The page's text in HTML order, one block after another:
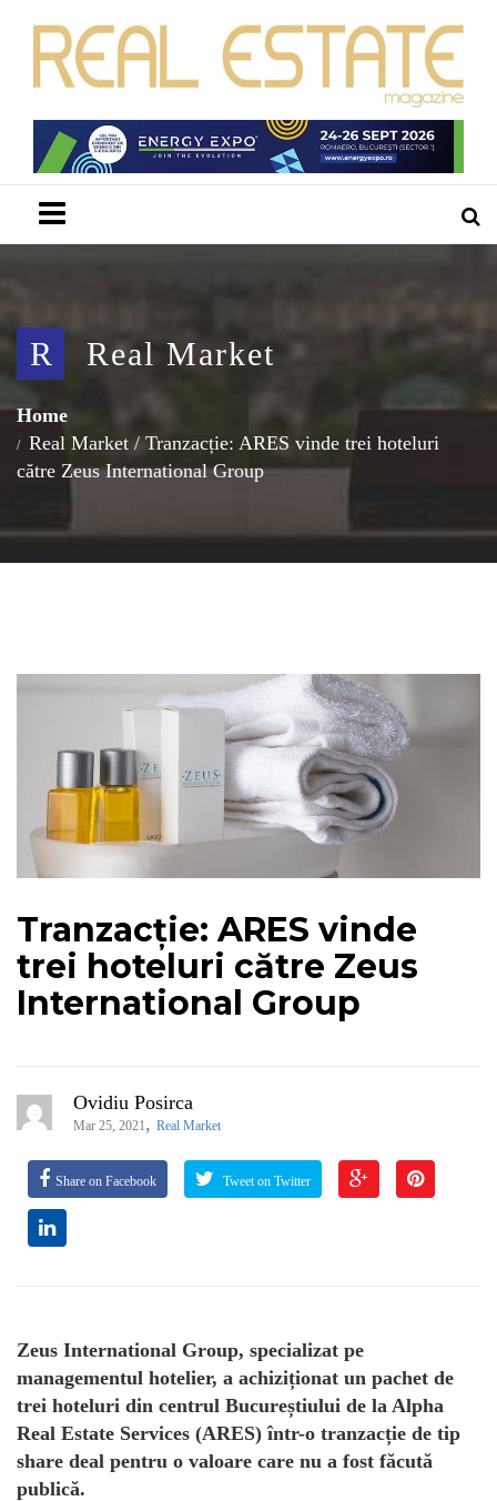
R Real Market
Home
Real Market / Tranzacție: ARES vinde trei hoteluri
către Zeus International Group
Tranzacție: ARES vinde
trei hoteluri către Zeus
International Group
Ovidiu Posirca
Mar 25, 2021 , Real Market
Share on Facebook Tweet on Twitter
Zeus International Group, specializat pe
managementul hotelier, a achiziționat un pachet de
trei hoteluri din centrul Bucureștiului de la Alpha
Real Estate Services (ARES) într-o tranzacție de tip
share deal pentru o valoare care nu a fost făcută
publică.